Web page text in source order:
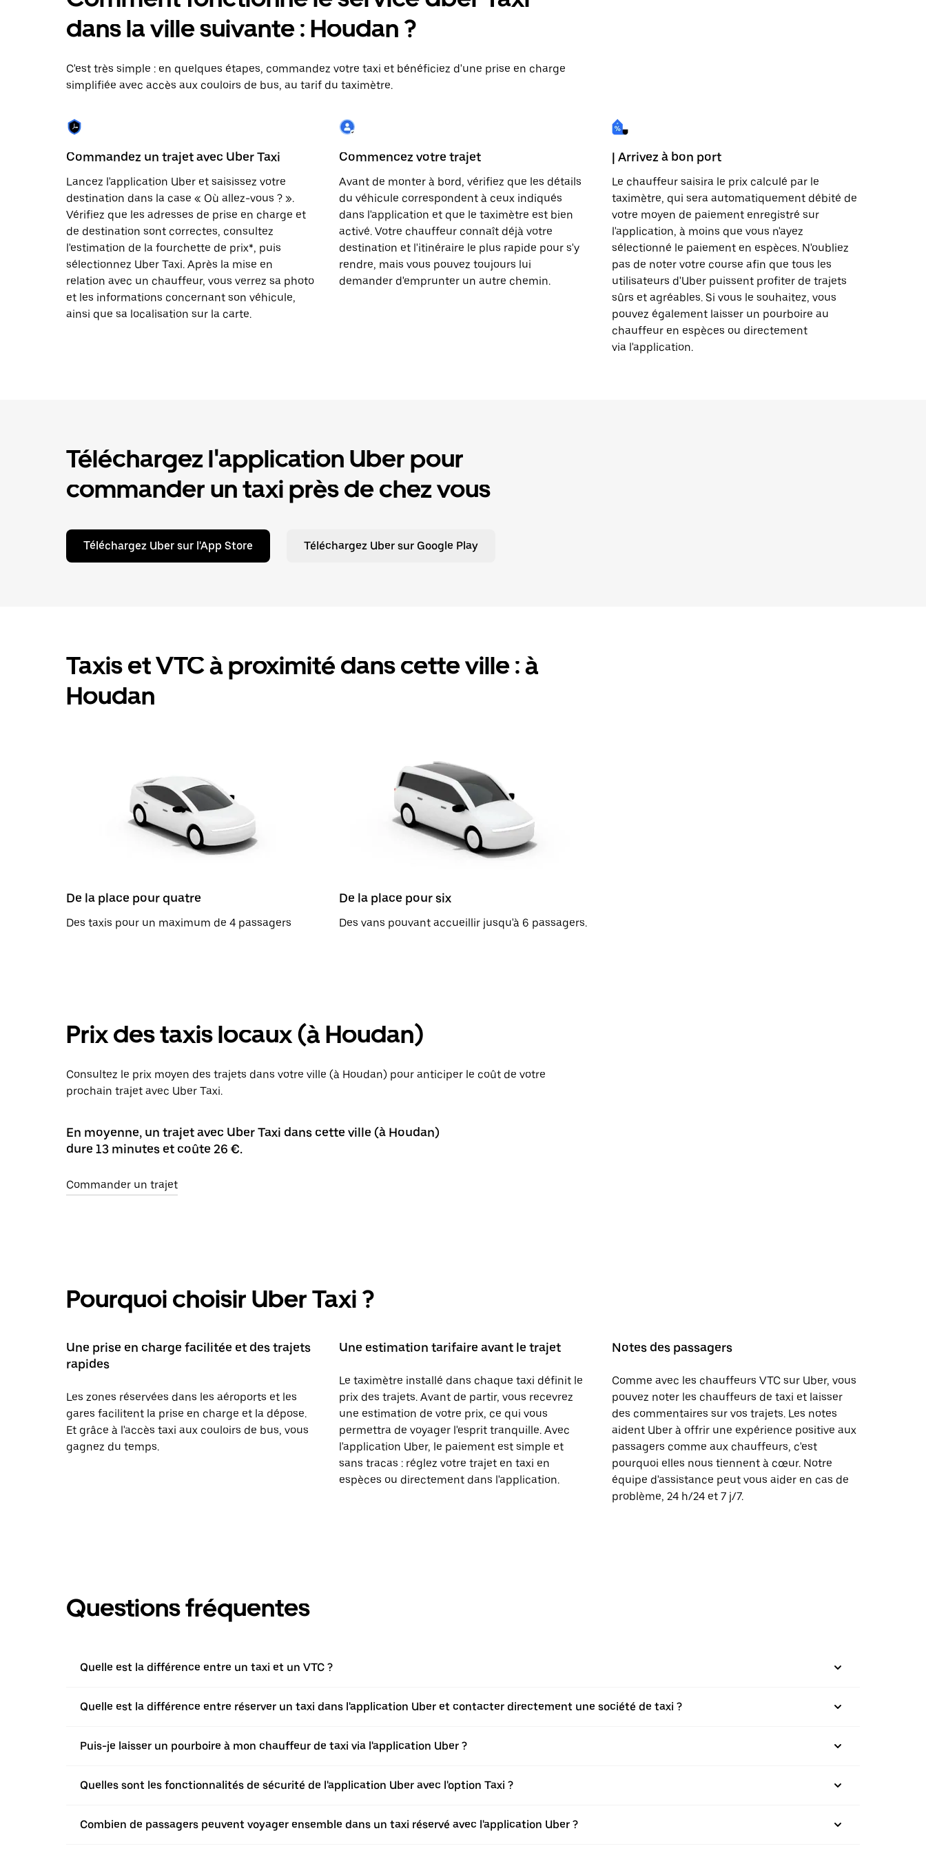
le
et
date.
Appuyez
sur
touche
Échap
fermer
calendrier.
dans la ville suivante : Houdan ?
C'est très simple : en quelques étapes, commandez votre taxi et bénéficiez d'une prise en charge
simplifiée avec accès aux couloirs de bus, au tarif du taximètre.
Commandez un trajet avec Uber Taxi
Lancez l'application Uber et saisissez votre
destination dans la case « Où allez-vous ? ».
Vérifiez que les adresses de prise en charge et
de destination sont correctes, consultez
l'estimation de la fourchette de prix*, puis
sélectionnez Uber Taxi. Après la mise en
relation avec un chauffeur, vous verrez sa photo
et les informations concernant son véhicule,
ainsi que sa localisation sur la carte.
Commencez votre trajet
Avant de monter à bord, vérifiez que les détails
du véhicule correspondent à ceux indiqués
dans l'application et que le taximètre est bien
activé. Votre chauffeur connaît déjà votre
destination et l'itinéraire le plus rapide pour s'y
rendre, mais vous pouvez toujours lui
demander d'emprunter un autre chemin.
| Arrivez à bon port
Le chauffeur saisira le prix calculé par le
taximètre, qui sera automatiquement débité de
votre moyen de paiement enregistré sur
l'application, à moins que vous n'ayez
sélectionné le paiement en espèces. N'oubliez
pas de noter votre course afin que tous les
utilisateurs d'Uber puissent profiter de trajets
sûrs et agréables. Si vous le souhaitez, vous
pouvez également laisser un pourboire au
chauffeur en espèces ou directement
via l'application.
Téléchargez l'application Uber pour
commander un taxi près de chez vous
Téléchargez Uber sur l'App Store Téléchargez Uber sur Google Play
Taxis et VTC à proximité dans cette ville : à
Houdan
De la place pour quatre
Des taxis pour un maximum de 4 passagers
De la place pour six
Des vans pouvant accueillir jusqu'à 6 passagers.
Prix des taxis locaux (à Houdan)
Consultez le prix moyen des trajets dans votre ville (à Houdan) pour anticiper le coût de votre
prochain trajet avec Uber Taxi.
En moyenne, un trajet avec Uber Taxi dans cette ville (à Houdan)
dure 13 minutes et coûte 26 €.
Commander un trajet
Pourquoi choisir Uber Taxi ?
Une prise en charge facilitée et des trajets
rapides
Les zones réservées dans les aéroports et les
gares facilitent la prise en charge et la dépose.
Et grâce à l'accès taxi aux couloirs de bus, vous
gagnez du temps.
Une estimation tarifaire avant le trajet
Le taximètre installé dans chaque taxi définit le
prix des trajets. Avant de partir, vous recevrez
une estimation de votre prix, ce qui vous
permettra de voyager l'esprit tranquille. Avec
l'application Uber, le paiement est simple et
sans tracas : réglez votre trajet en taxi en
espèces ou directement dans l'application.
Notes des passagers
Comme avec les chauffeurs VTC sur Uber, vous
pouvez noter les chauffeurs de taxi et laisser
des commentaires sur vos trajets. Les notes
aident Uber à offrir une expérience positive aux
passagers comme aux chauffeurs, c'est
pourquoi elles nous tiennent à cœur. Notre
équipe d'assistance peut vous aider en cas de
problème, 24 h/24 et 7 j/7.
Questions fréquentes
Quelle est la différence entre un taxi et un VTC ?
Quelle est la différence entre réserver un taxi dans l'application Uber et contacter directement une société de taxi ?
Puis-je laisser un pourboire à mon chauffeur de taxi via l'application Uber ?
Quelles sont les fonctionnalités de sécurité de l'application Uber avec l'option Taxi ?
Combien de passagers peuvent voyager ensemble dans un taxi réservé avec l'application Uber ?